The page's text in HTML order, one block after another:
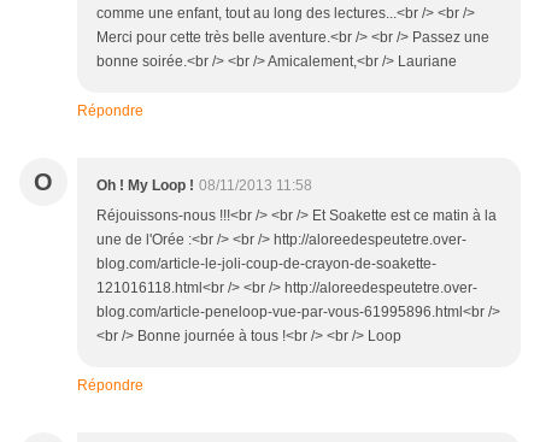
comme une enfant, tout au long des lectures...<br /> <br />
Merci pour cette très belle aventure.<br /> <br /> Passez une
bonne soirée.<br /> <br /> Amicalement,<br /> Lauriane
Répondre
O Oh ! My Loop ! 08/11/2013 11:58
Réjouissons-nous !!!<br /> <br /> Et Soakette est ce matin à la
une de l'Orée :<br /> <br /> http://aloreedespeutetre.over-
blog.com/article-le-joli-coup-de-crayon-de-soakette-
121016118.html<br /> <br /> http://aloreedespeutetre.over-
blog.com/article-peneloop-vue-par-vous-61995896.html<br />
<br /> Bonne journée à tous !<br /> <br /> Loop
Répondre